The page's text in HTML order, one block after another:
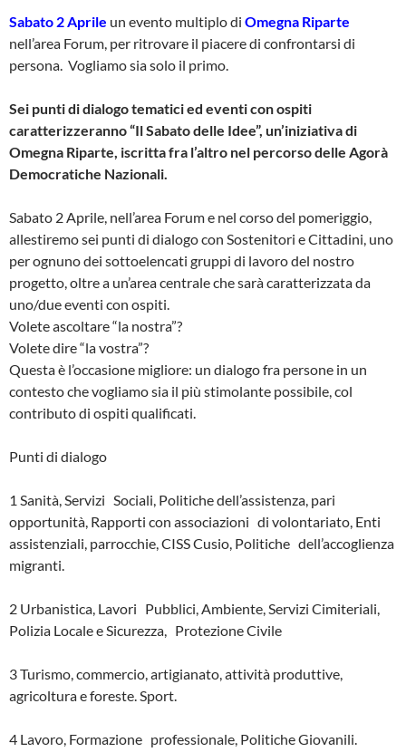
Sabato 2 Aprile un evento multiplo di Omegna Riparte
nell’area Forum, per ritrovare il piacere di confrontarsi di
persona. Vogliamo sia solo il primo.
Sei punti di dialogo tematici ed eventi con ospiti
caratterizzeranno “Il Sabato delle Idee”, un’iniziativa di
Omegna Riparte, iscritta fra l’altro nel percorso delle Agorà
Democratiche Nazionali.
Sabato 2 Aprile, nell’area Forum e nel corso del pomeriggio,
allestiremo sei punti di dialogo con Sostenitori e Cittadini, uno
per ognuno dei sottoelencati gruppi di lavoro del nostro
progetto, oltre a un’area centrale che sarà caratterizzata da
uno/due eventi con ospiti.
Volete ascoltare “la nostra”?
Volete dire “la vostra”?
Questa è l’occasione migliore: un dialogo fra persone in un
contesto che vogliamo sia il più stimolante possibile, col
contributo di ospiti qualificati.
Punti di dialogo
1 Sanità, Servizi Sociali, Politiche dell’assistenza, pari
opportunità, Rapporti con associazioni di volontariato, Enti
assistenziali, parrocchie, CISS Cusio, Politiche dell’accoglienza
migranti.
2 Urbanistica, Lavori Pubblici, Ambiente, Servizi Cimiteriali,
Polizia Locale e Sicurezza, Protezione Civile
3 Turismo, commercio, artigianato, attività produttive,
agricoltura e foreste. Sport.
4 Lavoro, Formazione professionale, Politiche Giovanili.